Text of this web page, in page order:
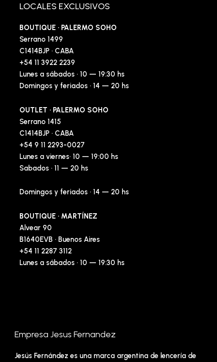
LOCALES EXCLUSIVOS
BOUTIQUE · PALERMO SOHO
Serrano 1499
C1414BJP · CABA
+54 11 3922 2239
Lunes a sábados · 10 — 19:30 hs
Domingos y feriados · 14 — 20 hs
OUTLET · PALERMO SOHO
Serrano 1415
C1414BJP · CABA
+54 9 11 2293-0027
Lunes a viernes· 10 — 19:00 hs
Sabados · 11 — 20 hs
Domingos y feriados · 14 — 20 hs
BOUTIQUE · MARTÍNEZ
Alvear 90
B1640EVB · Buenos Aires
+54 11 2287 3112
Lunes a sábados · 10 — 19:30 hs
Empresa Jesus Fernandez
Jesús Fernández es una marca argentina de lencería de